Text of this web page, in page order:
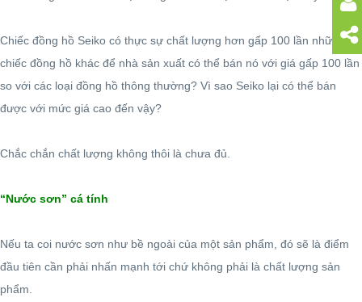
Chiếc đồng hồ Seiko có thực sự chất lượng hơn gấp 100 lần những
chiếc đồng hồ khác để nhà sản xuất có thể bán nó với giá gấp 100 lần
so với các loại đồng hồ thông thường? Vì sao Seiko lại có thể bán
được với mức giá cao đến vậy?
Chắc chắn chất lượng không thôi là chưa đủ.
“Nước sơn” cá tính
Nếu ta coi nước sơn như bề ngoài của một sản phẩm, đó sẽ là điểm
đầu tiên cần phải nhấn mạnh tới chứ không phải là chất lượng sản
phẩm.